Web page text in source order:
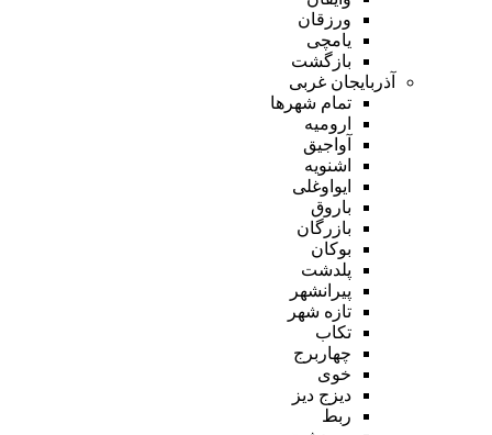
ورزقان
یامچی
بازگشت
آذربایجان غربی
تمام شهر‌ها
ارومیه
آواجیق
اشنویه
ایواوغلی
باروق
بازرگان
بوکان
پلدشت
پیرانشهر
تازه شهر
تکاب
چهاربرج
خوی
دیزج دیز
ربط